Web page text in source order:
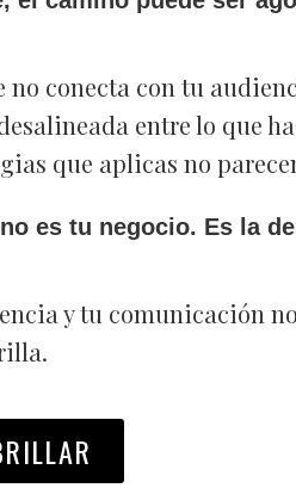
no conecta con tu
entre lo que
que aplicas no
es tu negocio. Es la
y tu comunicación